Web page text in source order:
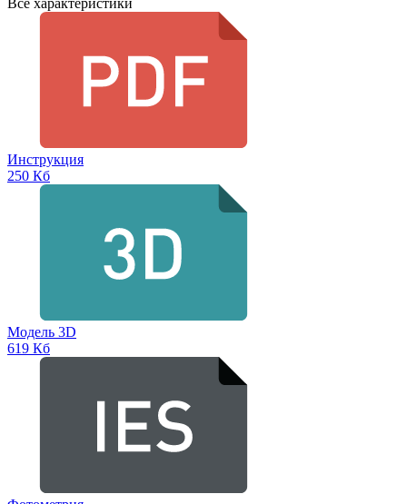
Все характеристики
Инструкция
250 Кб
Модель 3D
619 Кб